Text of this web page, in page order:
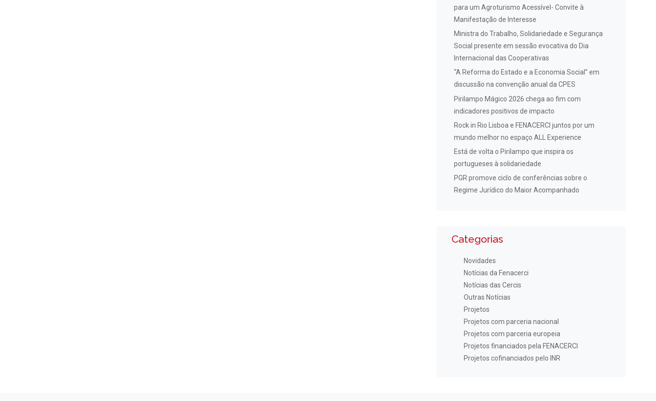
para um Agroturismo Acessível- Convite à
Manifestação de Interesse
Ministra do Trabalho, Solidariedade e Segurança
Social presente em sessão evocativa do Dia
Internacional das Cooperativas
“A Reforma do Estado e a Economia Social” em
discussão na convenção anual da CPES
Pirilampo Mágico 2026 chega ao fim com
indicadores positivos de impacto
Rock in Rio Lisboa e FENACERCI juntos por um
mundo melhor no espaço ALL Experience
Está de volta o Pirilampo que inspira os
portugueses à solidariedade
PGR promove ciclo de conferências sobre o
Regime Jurídico do Maior Acompanhado
Categorias
Novidades
Notícias da Fenacerci
Notícias das Cercis
Outras Notícias
Projetos
Projetos com parceria nacional
Projetos com parceria europeia
Projetos financiados pela FENACERCI
Projetos cofinanciados pelo INR